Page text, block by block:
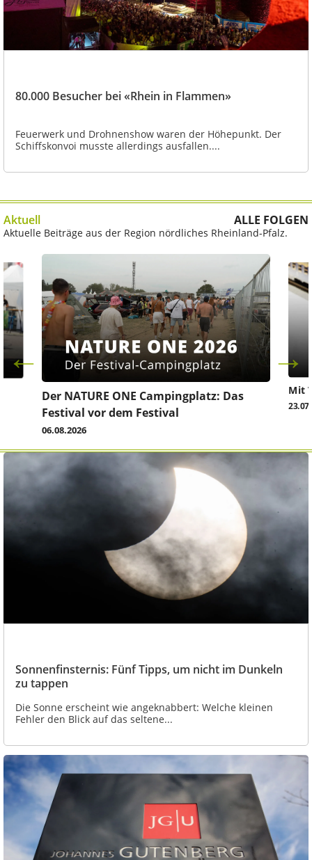
80.000 Besucher bei «Rhein in Flammen»
Feuerwerk und Drohnenshow waren der Höhepunkt. Der
Schiffskonvoi musste allerdings ausfallen....
Aktuell ALLE FOLGEN
Aktuelle Beiträge aus der Region nördliches Rheinland-Pfalz.
Der NATURE ONE Campingplatz: Das
Festival vor dem Festival
06.08.2026
Mit
Sonnenfinsternis: Fünf Tipps, um nicht im Dunkeln
zu tappen
Die Sonne erscheint wie angeknabbert: Welche kleinen
Fehler den Blick auf das seltene...